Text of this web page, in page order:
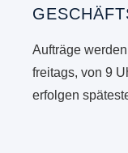
Aufträge
freitags, von 9
erfolgen